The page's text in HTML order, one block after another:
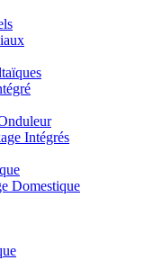
Intégrés
Domestique